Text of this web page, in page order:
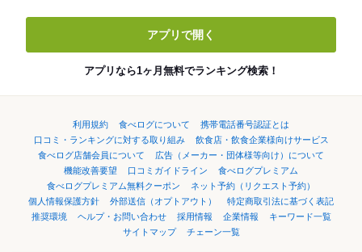
アプリで開く
アプリなら1ヶ月無料でランキング検索！
利用規約 食べログについて
携帯電話番号認証とは
口コミ・ランキングに対する取り組み
飲食店・飲食企業様向けサービス
食べログ店舗会員について
広告（メーカー・団体様等向け）について
機能改善要望
口コミガイドライン
食べログプレミアム
食べログプレミアム無料クーポン
ネット予約（リクエスト予約）
個人情報保護方針
外部送信（オプトアウト）
特定商取引法に基づく表記
推奨環境
ヘルプ・お問い合わせ 採用情報 企業情報
キーワード一覧
サイトマップ
チェーン一覧